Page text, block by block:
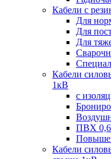
Кабели с
Для
Для
Для
Кабели
1кВ
c
ПВХ
Кабели